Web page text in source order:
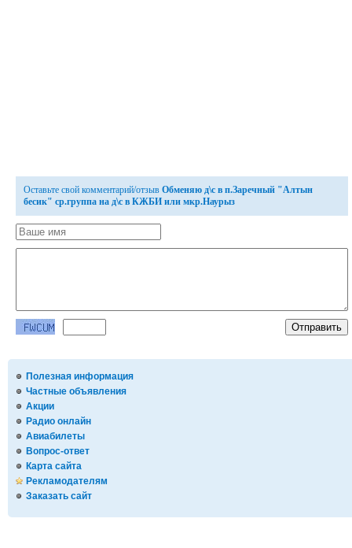
Полезная информация
Частные объявления
Акции
Радио онлайн
Авиабилеты
Вопрос-ответ
Карта сайта
Рекламодателям
Заказать сайт
Оставьте свой комментарий/отзыв Обменяю д\с в п.Заречный "Алтын
бесик" ср.группа на д\с в КЖБИ или мкр.Наурыз